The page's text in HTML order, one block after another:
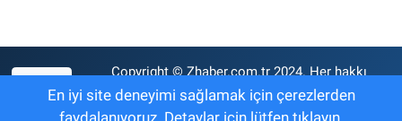
Copyright © Zhaber.com.tr 2024. Her hakkı
saklıdır.
En iyi site deneyimi sağlamak için çerezlerden
faydalanıyoruz. Detaylar için lütfen tıklayın.